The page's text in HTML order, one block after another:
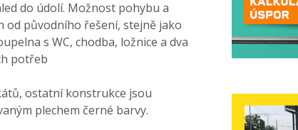
do údolí. Možnost pohybu a
od původního řešení, stejně jako
s WC, chodba, ložnice a dva
potřeb
ostatní konstrukce jsou
plechem černé barvy.